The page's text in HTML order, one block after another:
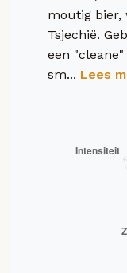
moutig bier,
Tsjechië.
een
sm... Lees